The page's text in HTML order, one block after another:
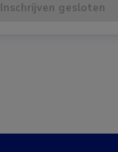
Inschrijven gesloten